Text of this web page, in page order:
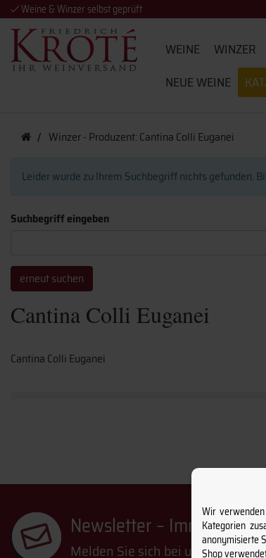
Weine & Winzer selbst geprüft
WEINE WINZER
NEUE WEINE
Winzer - Produzent: Cantina Colli Euganei
Leider wurde zu Ihrem Suchbegriff nichts gefunden.
Suchbegriff eingeben
Cantina Colli Euganei
Cantina Colli Euganei
Newsletter – Immer
Melden Sie sich bei unserem
Wir
Kategorien
anonymisierte
Shop